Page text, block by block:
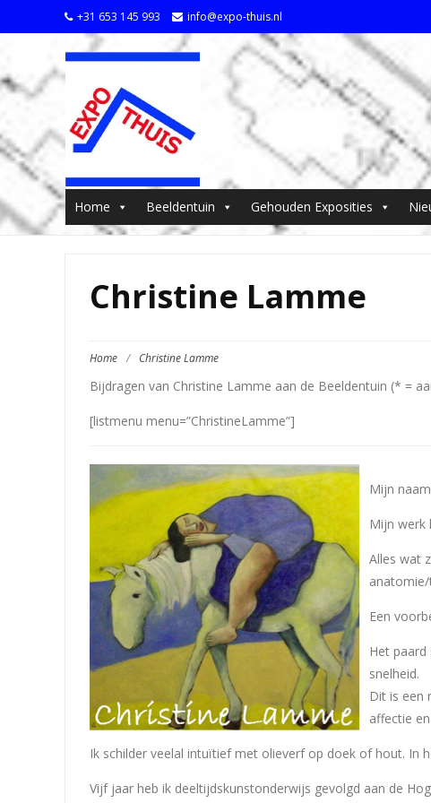
+31 653 145 993 info@expo-thuis.nl
Home Beeldentuin Gehouden Exposities
Christine Lamme
Home / Christine Lamme
Bijdragen van Christine Lamme aan de Beeldentuin (* =
[listmenu menu=”ChristineLamme”]
Mijn
Mijn werk
Alles wat
Een
Het
snelheid.
Dit is een
affectie
Ik schilder veelal intuïtief met olieverf op doek of hout. In
Vijf jaar heb ik deeltijdskunstonderwijs gevolgd aan de